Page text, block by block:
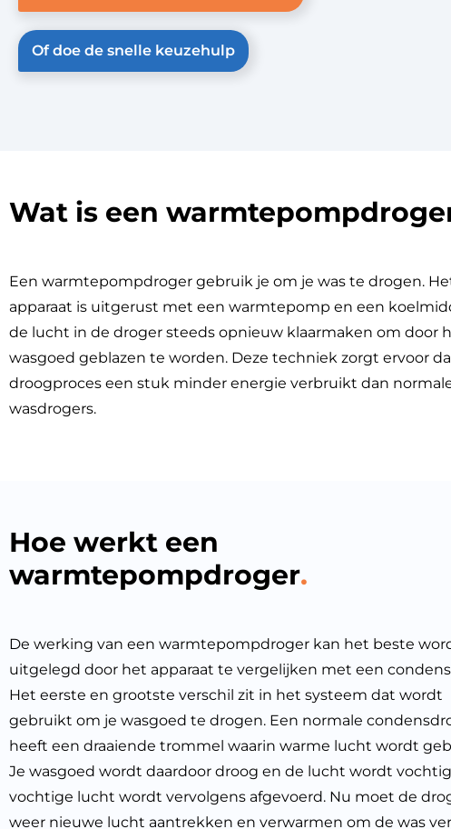
Of doe de snelle keuzehulp
Wat is een
Een warmtepompdroger gebruik je om je was te drogen.
apparaat is uitgerust met een warmtepomp en een
de lucht in de droger steeds opnieuw klaarmaken om door
wasgoed geblazen te worden. Deze techniek zorgt ervoor
droogproces een stuk minder energie verbruikt dan
wasdrogers.
Hoe werkt een
warmtepompdroger
De werking van een warmtepompdroger kan het beste
uitgelegd door het apparaat te vergelijken met een
Het eerste en grootste verschil zit in het systeem dat wordt
gebruikt om je wasgoed te drogen. Een normale
heeft een draaiende trommel waarin warme lucht wordt
Je wasgoed wordt daardoor droog en de lucht wordt
vochtige lucht wordt vervolgens afgevoerd. Nu moet de
weer nieuwe lucht aantrekken en verwarmen om de was